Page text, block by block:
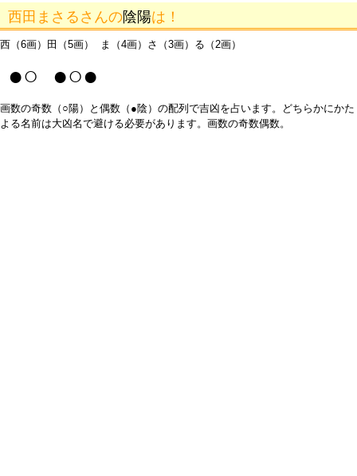
西田まさるさんの陰陽は！
西（6画）田（5画） ま（4画）さ（3画）る（2画）
●○ ●○●
画数の奇数（○陽）と偶数（●陰）の配列で吉凶を占います。どちらかにかた
よる名前は大凶名で避ける必要があります。画数の奇数偶数。